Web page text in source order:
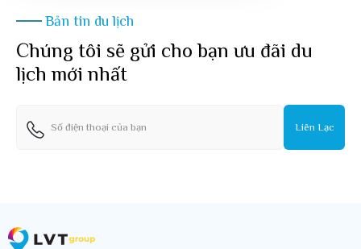
Bản tin du lịch
Chúng tôi sẽ gửi cho bạn ưu đãi du
lịch mới nhất
Liên Lạc